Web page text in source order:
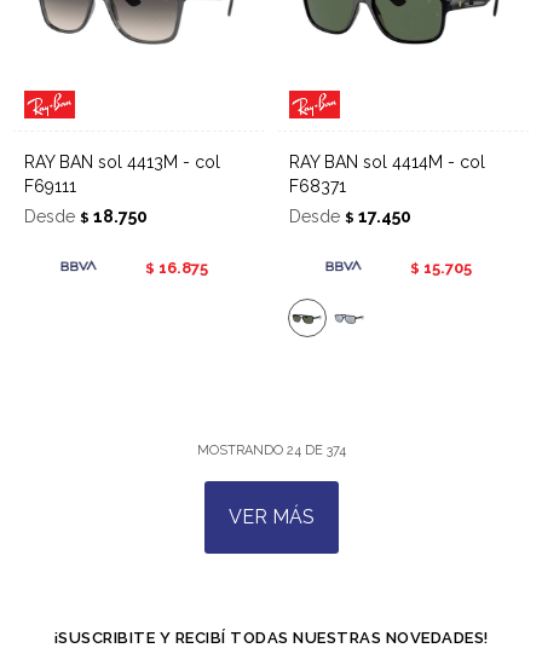
RAY BAN sol 4413M - col
F69111
Desde $ 18.750
$ 16.875
RAY BAN sol 4414M - col
F68371
Desde $ 17.450
$ 15.705
MOSTRANDO 24DE 374
VER MÁS
¡SUSCRIBITE Y RECIBÍ TODAS NUESTRAS NOVEDADES!